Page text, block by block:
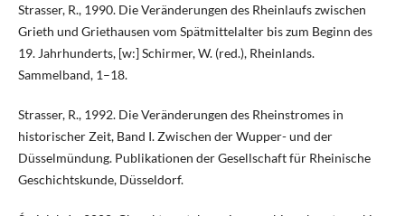
Strasser, R., 1990. Die Veränderungen des Rheinlaufs zwischen
Grieth und Griethausen vom Spätmittelalter bis zum Beginn des
19. Jahrhunderts, [w:] Schirmer, W. (red.), Rheinlands.
Sammelband, 1–18.
Strasser, R., 1992. Die Veränderungen des Rheinstromes in
historischer Zeit, Band I. Zwischen der Wupper- und der
Düsselmündung. Publikationen der Gesellschaft für Rheinische
Geschichtskunde, Düsseldorf.